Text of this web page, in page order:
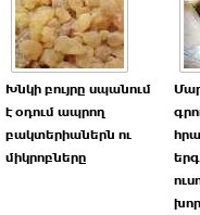
Խնկի բույրը սպանում
է օդում ապրող
բակտերիաներն ու
միկրոբները